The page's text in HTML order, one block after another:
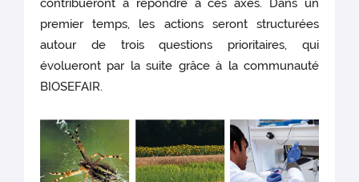
contribueront à répondre à ces axes. Dans un
premier temps, les actions seront structurées
autour de trois questions prioritaires, qui
évolueront par la suite grâce à la communauté
BIOSEFAIR.